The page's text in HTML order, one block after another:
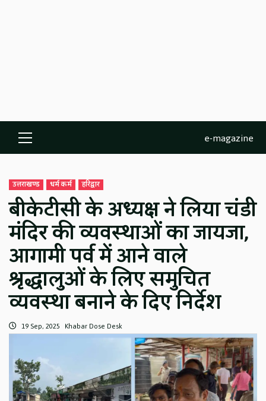
Primary
Menu
e-magazine
उत्तराखण्ड धर्म कर्म हरिद्वार
बीकेटीसी के अध्यक्ष ने लिया चंडी
मंदिर की व्यवस्थाओं का जायजा,
आगामी पर्व में आने वाले
श्रृद्धालुओं के लिए समुचित
व्यवस्था बनाने के दिए निर्देश
19 Sep, 2025 Khabar Dose Desk